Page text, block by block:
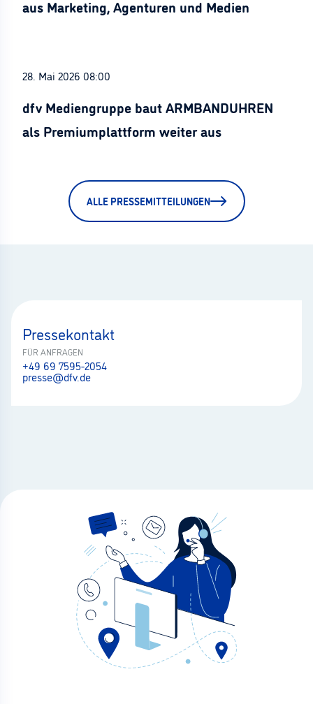
aus Marketing, Agenturen und Medien
28. Mai 2026 08:00
dfv Mediengruppe baut ARMBANDUHREN
als Premiumplattform weiter aus
ALLE PRESSEMITTEILUNGEN
Pressekontakt
FÜR ANFRAGEN
+49 69 7595-2054
presse@dfv.de